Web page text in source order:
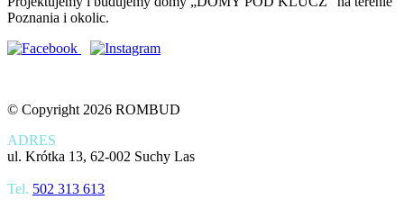
Poznania i okolic.
© Copyright 2026 ROMBUD
ADRES
ul. Krótka 13, 62-002 Suchy Las
Tel. 502 313 613